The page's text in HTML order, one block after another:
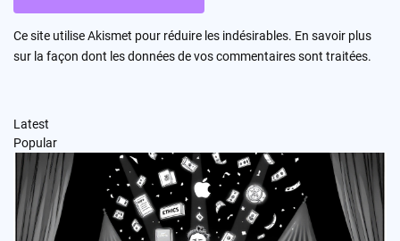
Ce site utilise Akismet pour réduire les indésirables. En savoir plus
sur la façon dont les données de vos commentaires sont traitées.
Latest
Popular